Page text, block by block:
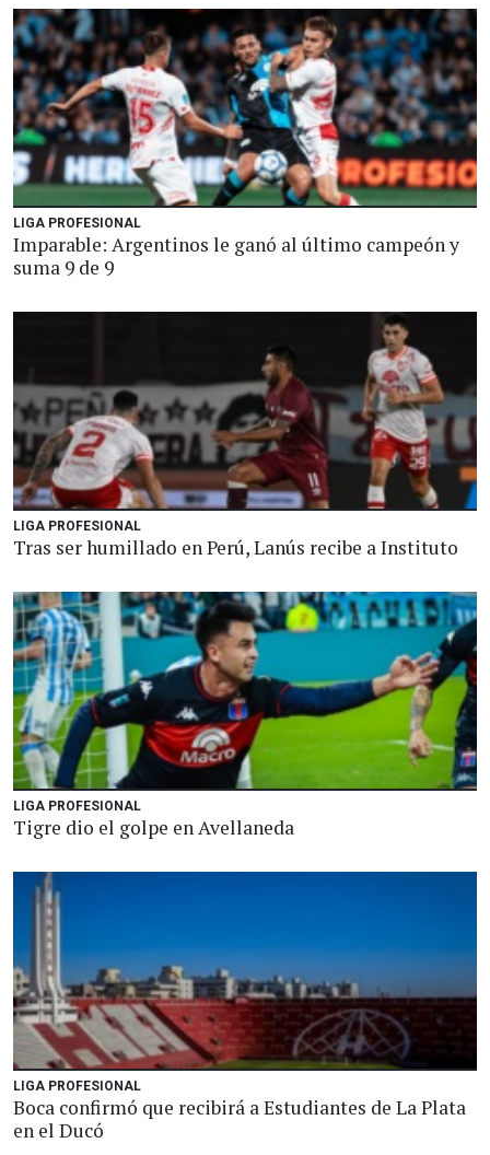
LIGA PROFESIONAL
Imparable: Argentinos le ganó al último campeón y
suma 9 de 9
LIGA PROFESIONAL
Tras ser humillado en Perú, Lanús recibe a Instituto
LIGA PROFESIONAL
Tigre dio el golpe en Avellaneda
LIGA PROFESIONAL
Boca confirmó que recibirá a Estudiantes de La Plata
en el Ducó